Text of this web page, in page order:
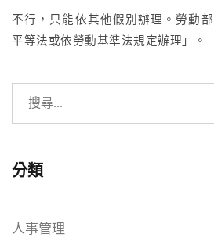
不行，只能依其他假別辦理。勞動部
平等法或依勞動基準法規定辦理」。
分類
人事管理